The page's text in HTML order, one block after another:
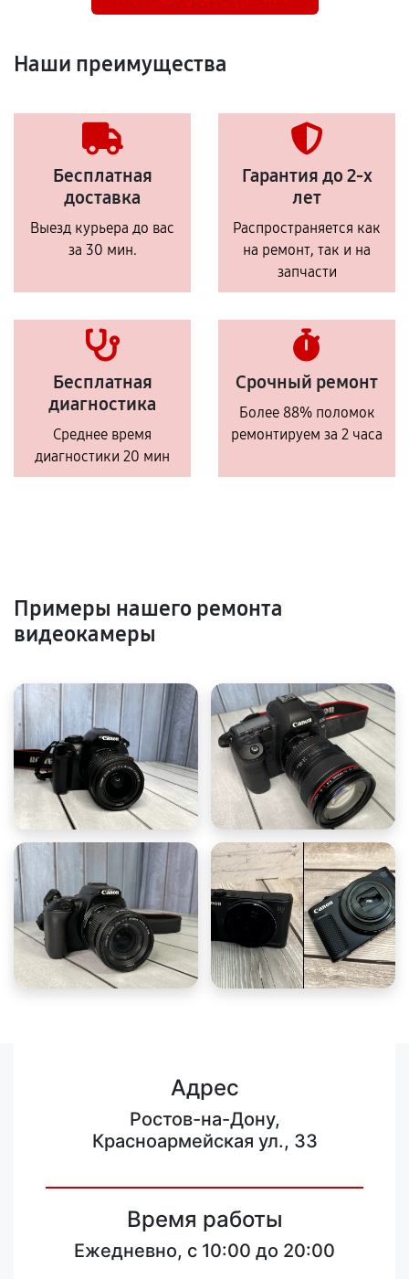
Наши преимущества
Бесплатная
доставка
Выезд курьера до вас
за 30 мин.
Гарантия до 2-х
лет
Распространяется как
на ремонт, так и на
запчасти
Бесплатная
диагностика
Среднее время
диагностики 20 мин
Срочный ремонт
Более 88% поломок
ремонтируем за 2 часа
Примеры нашего ремонта
видеокамеры
Адрес
Ростов-на-Дону,
Красноармейская ул., 33
Время работы
Ежедневно, с 10:00 до 20:00